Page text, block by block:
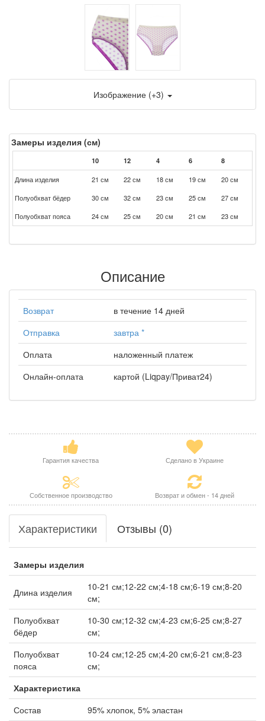
Изображение (+3)
Замеры изделия (см)
10 12 4 6 8
Длина изделия 21 см 22 см 18 см 19 см
20 см
Полуобхват бёдер
30 см 32 см 23 см 25 см
27 см
Полуобхват пояса
24 см 25 см 20 см 21 см 23 см
Описание
Возврат
в течение 14 дней
Отправка
завтра *
Оплата
наложенный платеж
Онлайн-оплата
картой (Liqpay/Приват24)
Гарантия качества Сделано в Украине
Собственное производство Возврат и обмен - 14 дней
Характеристики Отзывы (0)
Замеры изделия
Длина изделия
10-21 см;12-22 см;4-18 см;6-19 см;8-20
см;
Полуобхват
бёдер
10-30 см;12-32 см;4-23 см;6-25 см;8-27
см;
Полуобхват
пояса
10-24 см;12-25 см;4-20 см;6-21 см;8-23
см;
Характеристика
Состав
95% хлопок, 5% эластан